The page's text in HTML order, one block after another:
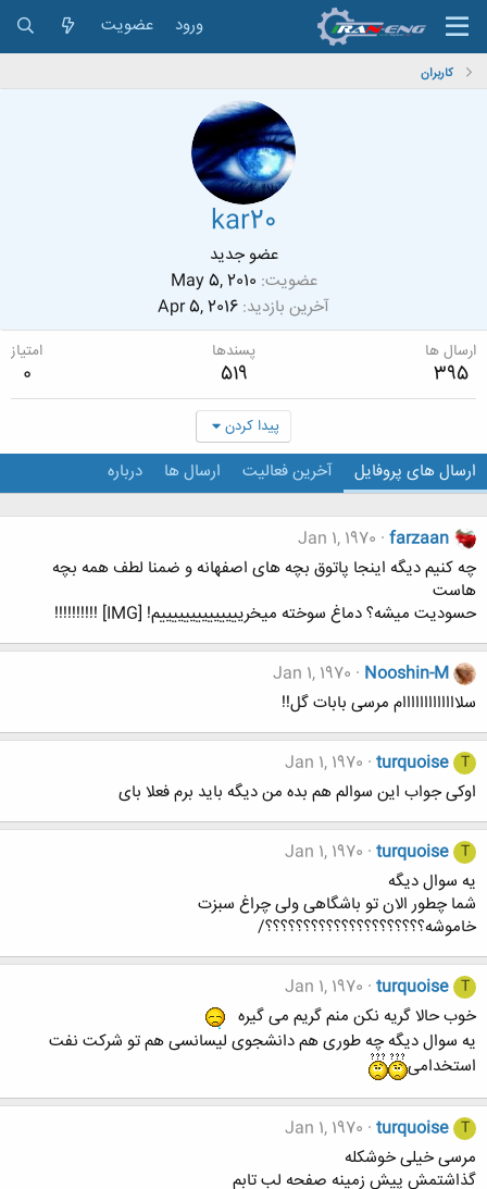
ورود عضویت
کاربران
kar20
عضو جدید
عضویت May 5, 2010
آخرین بازدید Apr 5, 2016
ارسال ها
395
پسندها
519
امتیاز
0
پیدا کردن
ارسال های پروفایل آخرین فعالیت ارسال ها درباره
farzaan
Jan 1, 1970
چه کنیم دیگه اینجا پاتوق بچه های اصفهانه و ضمنا لطف همه بچه
هاست
حسودیت میشه؟ دماغ سوخته میخرییییییییییییییم! [IMG] !!!!!!!!!!
Nooshin-M
Jan 1, 1970
سلااااااااااااام مرسی بابات گل!!
T
turquoise
Jan 1, 1970
اوکی جواب این سوالم هم بده من دیگه باید برم فعلا بای
T
turquoise
Jan 1, 1970
یه سوال دیگه
شما چطور الان تو باشگاهی ولی چراغ سبزت
خاموشه؟؟؟؟؟؟؟؟؟؟؟؟؟؟؟؟؟؟؟؟؟/
T
turquoise
Jan 1, 1970
خوب حالا گریه نکن منم گریم می گیره
یه سوال دیگه چه طوری هم دانشجوی لیسانسی هم تو شرکت نفت
استخدامی
T
turquoise
Jan 1, 1970
مرسی خیلی خوشکله
گذاشتمش پیش زمینه صفحه لب تابم